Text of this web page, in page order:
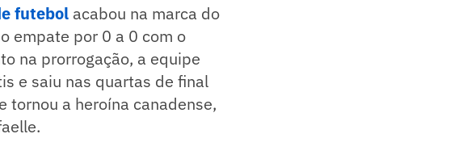
futebol acabou na marca do
empate por 0 a 0 com o
na prorrogação, a equipe
e saiu nas quartas de final
tornou a heroína canadense,